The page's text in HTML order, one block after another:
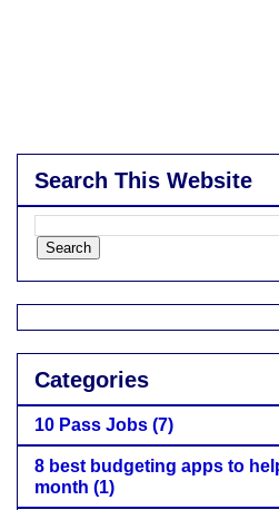
Search This Website
Categories
10 Pass Jobs (7)
8 best budgeting apps to
month (1)